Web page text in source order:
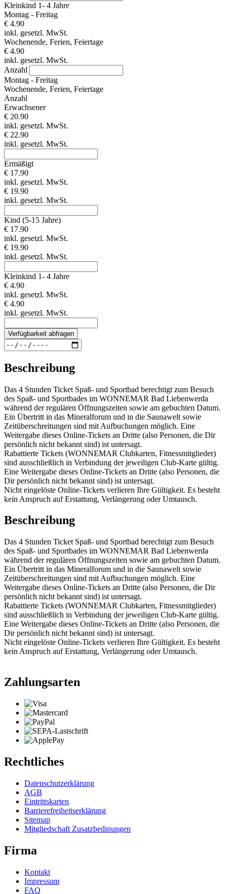
Kleinkind 1- 4 Jahre
Montag - Freitag
€ 4.90
inkl. gesetzl. MwSt.
Wochenende, Ferien, Feiertage
€ 4.90
inkl. gesetzl. MwSt.
Anzahl
Montag - Freitag
Wochenende, Ferien, Feiertage
Anzahl
Erwachsener
€ 20.90
inkl. gesetzl. MwSt.
€ 22.90
inkl. gesetzl. MwSt.
Ermäßigt
€ 17.90
inkl. gesetzl. MwSt.
€ 19.90
inkl. gesetzl. MwSt.
Kind (5-15 Jahre)
€ 17.90
inkl. gesetzl. MwSt.
€ 19.90
inkl. gesetzl. MwSt.
Kleinkind 1- 4 Jahre
€ 4.90
inkl. gesetzl. MwSt.
€ 4.90
inkl. gesetzl. MwSt.
Verfügbarkeit abfragen
Beschreibung
Das 4 Stunden Ticket Spaß- und Sportbad berechtigt zum Besuch
des Spaß- und Sportbades im WONNEMAR Bad Liebenwerda
während der regulären Öffnungszeiten sowie am gebuchten Datum.
Ein Übertritt in das Mineralforum und in die Saunawelt sowie
Zeitüberschreitungen sind mit Aufbuchungen möglich. Eine
Weitergabe dieses Online-Tickets an Dritte (also Personen, die Dir
persönlich nicht bekannt sind) ist untersagt.
Rabattierte Tickets (WONNEMAR Clubkarten, Fitnessmitglieder)
sind ausschließlich in Verbindung der jeweiligen Club-Karte gültig.
Eine Weitergabe dieses Online-Tickets an Dritte (also Personen, die
Dir persönlich nicht bekannt sind) ist untersagt.
Nicht eingelöste Online-Tickets verlieren Ihre Gültigkeit. Es besteht
kein Anspruch auf Erstattung, Verlängerung oder Umtausch.
Beschreibung
Das 4 Stunden Ticket Spaß- und Sportbad berechtigt zum Besuch
des Spaß- und Sportbades im WONNEMAR Bad Liebenwerda
während der regulären Öffnungszeiten sowie am gebuchten Datum.
Ein Übertritt in das Mineralforum und in die Saunawelt sowie
Zeitüberschreitungen sind mit Aufbuchungen möglich. Eine
Weitergabe dieses Online-Tickets an Dritte (also Personen, die Dir
persönlich nicht bekannt sind) ist untersagt.
Rabattierte Tickets (WONNEMAR Clubkarten, Fitnessmitglieder)
sind ausschließlich in Verbindung der jeweiligen Club-Karte gültig.
Eine Weitergabe dieses Online-Tickets an Dritte (also Personen, die
Dir persönlich nicht bekannt sind) ist untersagt.
Nicht eingelöste Online-Tickets verlieren Ihre Gültigkeit. Es besteht
kein Anspruch auf Erstattung, Verlängerung oder Umtausch.
Zahlungsarten
Rechtliches
Datenschutzerklärung
AGB
Eintrittskarten
Barrierefreiheitserklärung
Sitemap
Mitgliedschaft Zusatzbedinungen
Firma
Kontakt
Impressum
FAQ